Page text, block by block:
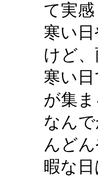
て実
寒い
けど
寒い
が集
なん
んど
暇な